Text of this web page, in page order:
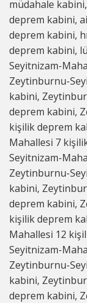
müdahale
deprem kabini,
deprem kabini,
deprem kabini,
Seyitnizam-
Zeytinburnu-
kabini,
deprem kabini,
kişilik deprem
Mahallesi 7
Seyitnizam-
Zeytinburnu-
kabini,
deprem kabini,
kişilik deprem
Mahallesi 12
Seyitnizam-
Zeytinburnu-
kabini,
deprem kabini,